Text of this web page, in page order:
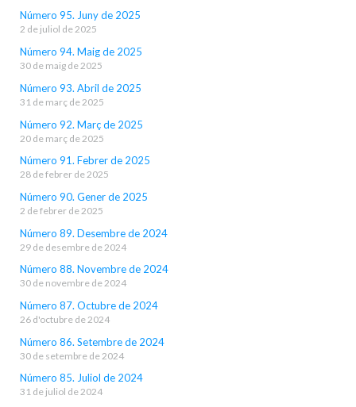
Número 95. Juny de 2025
2 de juliol de 2025
Número 94. Maig de 2025
30 de maig de 2025
Número 93. Abril de 2025
31 de març de 2025
Número 92. Març de 2025
20 de març de 2025
Número 91. Febrer de 2025
28 de febrer de 2025
Número 90. Gener de 2025
2 de febrer de 2025
Número 89. Desembre de 2024
29 de desembre de 2024
Número 88. Novembre de 2024
30 de novembre de 2024
Número 87. Octubre de 2024
26 d'octubre de 2024
Número 86. Setembre de 2024
30 de setembre de 2024
Número 85. Juliol de 2024
31 de juliol de 2024